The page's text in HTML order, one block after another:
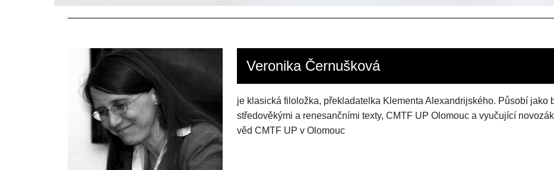
Veronika Černušková
je klasická filoložka, překladatelka Klementa Alexandrijského. Působí jako
středověkými a renesančními texty, CMTF UP Olomouc a vyučující
věd CMTF UP v Olomouc